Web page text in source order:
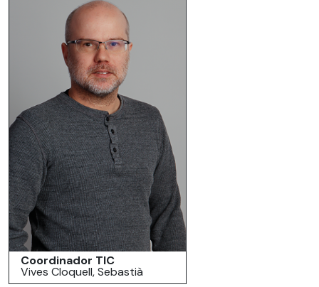
Coordinador TIC
Vives Cloquell, Sebastià